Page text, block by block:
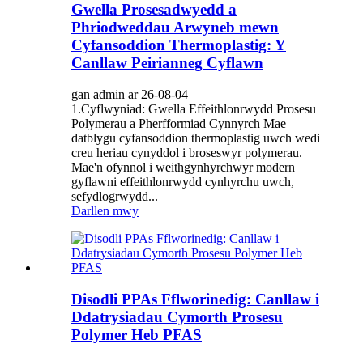
Gwella Prosesadwyedd a
Phriodweddau Arwyneb mewn
Cyfansoddion Thermoplastig: Y
Canllaw Peirianneg Cyflawn
gan admin ar 26-08-04
1.Cyflwyniad: Gwella Effeithlonrwydd Prosesu
Polymerau a Pherfformiad Cynnyrch Mae
datblygu cyfansoddion thermoplastig uwch wedi
creu heriau cynyddol i broseswyr polymerau.
Mae'n ofynnol i weithgynhyrchwyr modern
gyflawni effeithlonrwydd cynhyrchu uwch,
sefydlogrwydd...
Darllen mwy
Disodli PPAs Fflworinedig: Canllaw i
Ddatrysiadau Cymorth Prosesu
Polymer Heb PFAS